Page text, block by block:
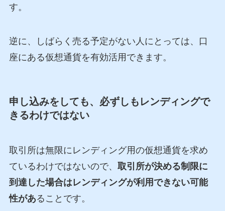
す。
逆に、しばらく売る予定がない人にとっては、口
座にある仮想通貨を有効活用できます。
申し込みをしても、必ずしもレンディングで
きるわけではない
取引所は無限にレンディング用の仮想通貨を求め
ているわけではないので、 取引所が決める制限に
到達した場合はレンディングが利用できない可能
性があることです。